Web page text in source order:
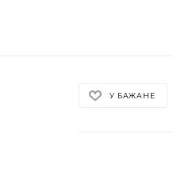
У БАЖАНЕ